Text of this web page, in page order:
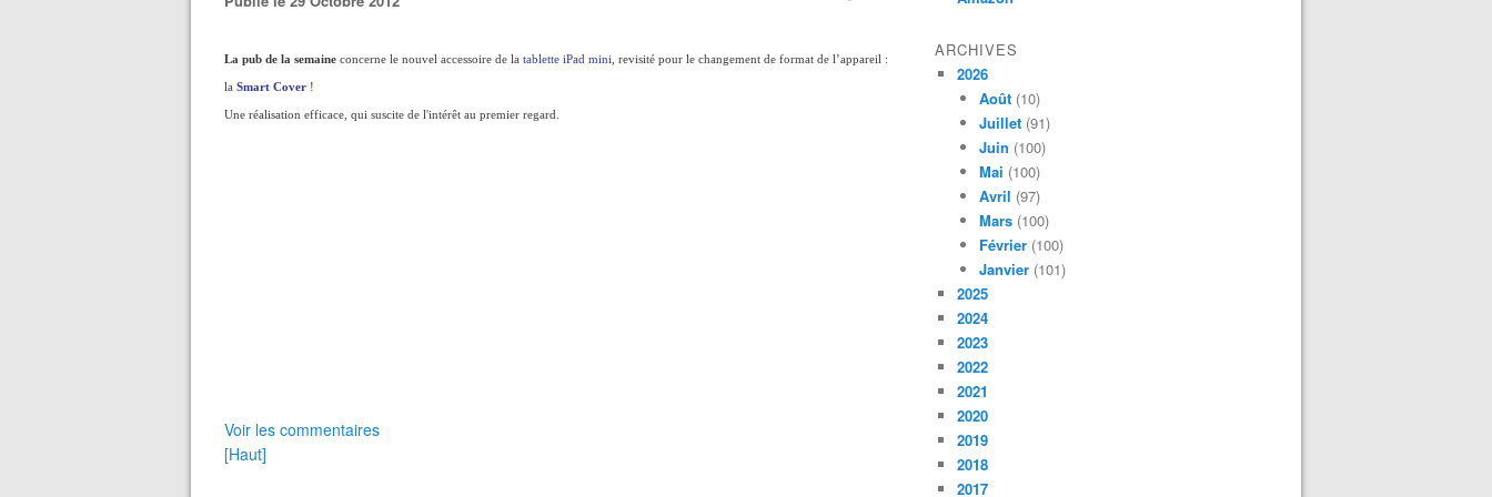
La pub de la semaine concerne le nouvel accessoire de la tablette iPad mini , revisité pour le changement de format de l’appareil :
la Smart Cover !
Une réalisation efficace, qui suscite de l'intérêt au premier regard.
Voir les commentaires
[Haut]
ARCHIVES
2026
Août (10)
Juillet (91)
Juin (100)
Mai (100)
Avril (97)
Mars (100)
Février (100)
Janvier (101)
2025
2024
2023
2022
2021
2020
2019
2018
2017